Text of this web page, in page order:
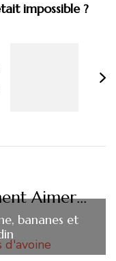
impossible ?
Aimer...
bananes et